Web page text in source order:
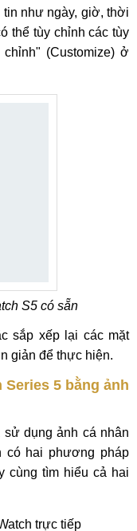
như ngày, giờ, thời
thể tùy chỉnh các tùy
(Customize) ở
S5 có sẵn
sắp xếp lại các mặt
giản để thực hiện.
5 bằng ảnh
dụng ảnh cá nhân
có hai phương pháp
cùng tìm hiểu cả hai
trực tiếp